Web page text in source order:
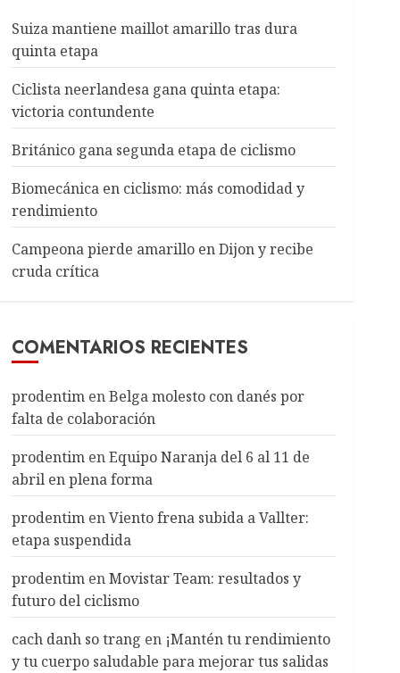
Suiza mantiene maillot amarillo tras dura
quinta etapa
Ciclista neerlandesa gana quinta etapa:
victoria contundente
Británico gana segunda etapa de ciclismo
Biomecánica en ciclismo: más comodidad y
rendimiento
Campeona pierde amarillo en Dijon y recibe
cruda crítica
COMENTARIOS RECIENTES
prodentimenBelga molesto con danés por
falta de colaboración
prodentimenEquipo Naranja del 6 al 11 de
abril en plena forma
prodentimenViento frena subida a Vallter:
etapa suspendida
prodentimenMovistar Team: resultados y
futuro del ciclismo
cach danh so trang en ¡Mantén tu rendimiento
y tu cuerpo saludable para mejorar tus salidas